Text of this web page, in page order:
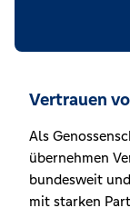
Vertrauen
Als
übernehmen
bundesweit
mit starken